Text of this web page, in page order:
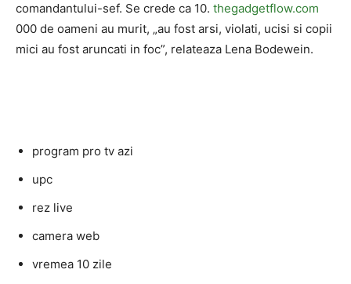
comandantului-sef. Se crede ca 10. thegadgetflow.com
000 de oameni au murit, „au fost arsi, violati, ucisi si copii
mici au fost aruncati in foc”, relateaza Lena Bodewein.
program pro tv azi
upc
rez live
camera web
vremea 10 zile